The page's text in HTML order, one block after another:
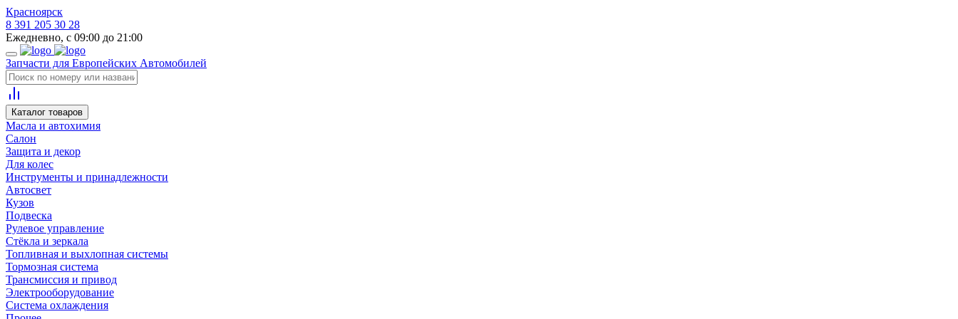
Красноярск
8 391 205 30 28
Ежедневно, с 09:00 до 21:00
Запчасти для Европейских Автомобилей
Каталог товаров
Масла и автохимия
Салон
Защита и декор
Для колес
Инструменты и принадлежности
Автосвет
Кузов
Подвеска
Рулевое управление
Стёкла и зеркала
Топливная и выхлопная системы
Тормозная система
Трансмиссия и привод
Электрооборудование
Система охлаждения